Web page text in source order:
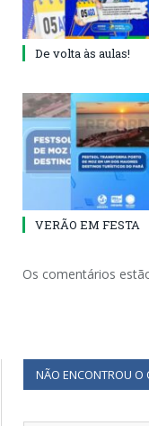
De volta às aulas!
VERÃO EM FESTA
Os comentários
NÃO ENCONTROU O